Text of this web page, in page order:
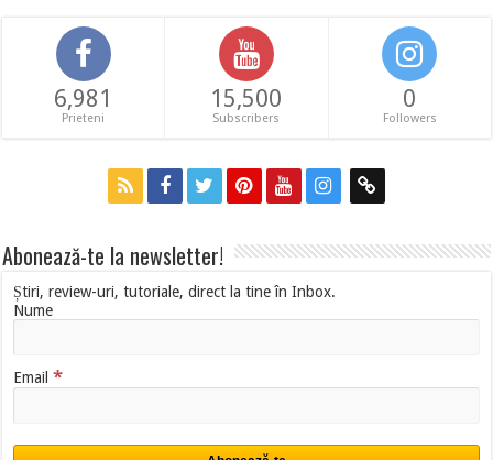
6,981
Prieteni
15,500
Subscribers
0
Followers
Abonează-te la newsletter!
Știri, review-uri, tutoriale, direct la tine în Inbox.
Nume
Email*